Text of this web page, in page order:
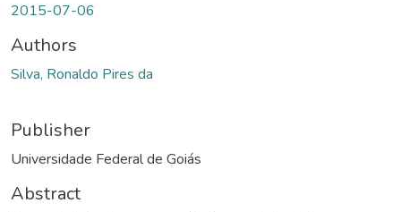
2015-07-06
Authors
Silva, Ronaldo Pires da
Publisher
Universidade Federal de Goiás
Abstract